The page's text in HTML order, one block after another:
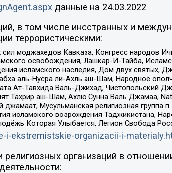
данные на 24.03.2022
в том числе иностранных и
террористическими:
моджахедов Кавказа, Конгресс народов
освобождения, Лашкар-И-Тайба,
исламского наследия, Дом двух святых,
аль-Нусра ли-Ахль аш-Шам, Народное
Ат-Тавхида Валь-Джихад, Чистопольский
Тахрир аш-Шам, Ахлю Сунна Валь Джамаа,
джамаат, Мусульманская религиозная группа
исламского возрождения Таджикистана,
Которая Улыбается, Легион Свобода
ekstremistskie-organizacii-i-
организаций в